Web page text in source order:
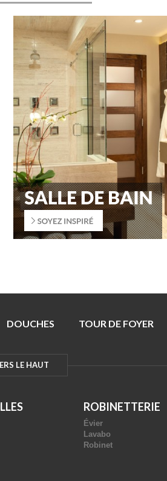
DOUCHES TOUR DE FOYER
LE HAUT
ROBINETTERIE
Évier
Lavabo
Robinet